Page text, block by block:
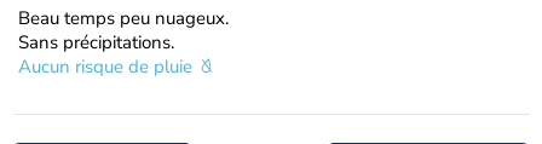
Beau temps peu nuageux.
Sans précipitations.
Aucun risque de pluie